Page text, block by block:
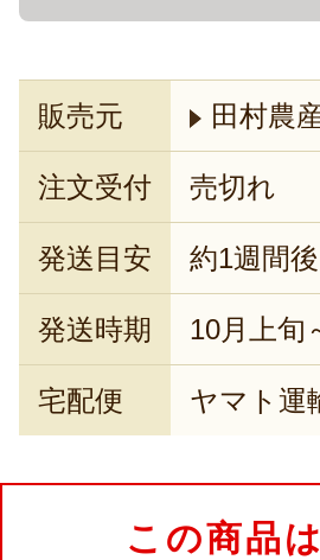
販売元 田村農
注文受付 売切れ
発送目安 約1週間後
発送時期 10月上旬
宅配便 ヤマト運
この商品